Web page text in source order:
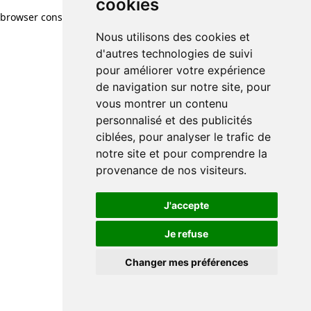
cookies
Nous utilisons des cookies et
d'autres technologies de suivi
pour améliorer votre expérience
de navigation sur notre site, pour
vous montrer un contenu
personnalisé et des publicités
ciblées, pour analyser le trafic de
notre site et pour comprendre la
provenance de nos visiteurs.
J'accepte
Je refuse
Changer mes préférences
browser console for more information)